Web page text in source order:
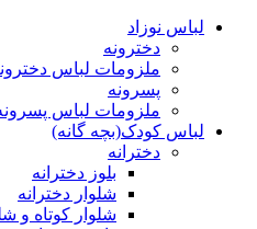
لباس نوزاد
دخترونه
ملزومات لباس
پسرونه
ملزومات لباس
لباس کودک(بچه گانه)
دخترانه
بلوز دخترانه
شلوار دخترانه
شلوار کوتاه و